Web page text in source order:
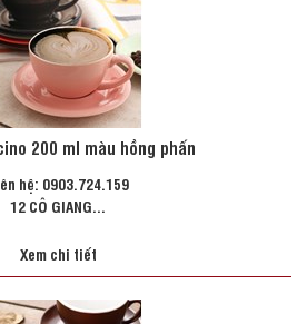
200 ml màu hồng phấn
hệ: 0903.724.159
12 CÔ GIANG...
Xem chi tiết